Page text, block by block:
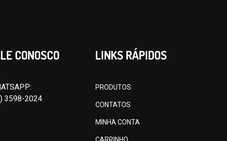
CONOSCO
3598-2024
LINKS RÁPIDOS
PRODUTOS
CONTATOS
MINHA CONTA